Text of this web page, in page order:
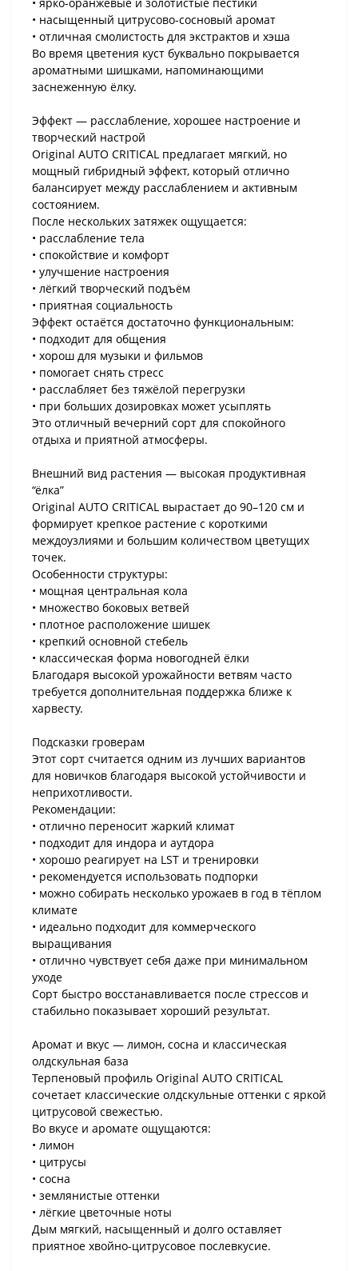
• насыщенный цитрусово-сосновый аромат
• отличная смолистость для экстрактов и хэша
Во время цветения куст буквально покрывается
ароматными шишками, напоминающими
заснеженную ёлку.
Эффект — расслабление, хорошее настроение и
творческий настрой
Original AUTO CRITICAL предлагает мягкий, но
мощный гибридный эффект, который отлично
балансирует между расслаблением и активным
состоянием.
После нескольких затяжек ощущается:
• расслабление тела
• спокойствие и комфорт
• улучшение настроения
• лёгкий творческий подъём
• приятная социальность
Эффект остаётся достаточно функциональным:
• подходит для общения
• хорош для музыки и фильмов
• помогает снять стресс
• расслабляет без тяжёлой перегрузки
• при больших дозировках может усыплять
Это отличный вечерний сорт для спокойного
отдыха и приятной атмосферы.
Внешний вид растения — высокая продуктивная
“ёлка”
Original AUTO CRITICAL вырастает до 90–120 см и
формирует крепкое растение с короткими
междоузлиями и большим количеством цветущих
точек.
Особенности структуры:
• мощная центральная кола
• множество боковых ветвей
• плотное расположение шишек
• крепкий основной стебель
• классическая форма новогодней ёлки
Благодаря высокой урожайности ветвям часто
требуется дополнительная поддержка ближе к
харвесту.
Подсказки гроверам
Этот сорт считается одним из лучших вариантов
для новичков благодаря высокой устойчивости и
неприхотливости.
Рекомендации:
• отлично переносит жаркий климат
• подходит для индора и аутдора
• хорошо реагирует на LST и тренировки
• рекомендуется использовать подпорки
• можно собирать несколько урожаев в год в тёплом
климате
• идеально подходит для коммерческого
выращивания
• отлично чувствует себя даже при минимальном
уходе
Сорт быстро восстанавливается после стрессов и
стабильно показывает хороший результат.
Аромат и вкус — лимон, сосна и классическая
олдскульная база
Терпеновый профиль Original AUTO CRITICAL
сочетает классические олдскульные оттенки с яркой
цитрусовой свежестью.
Во вкусе и аромате ощущаются:
• лимон
• цитрусы
• сосна
• землянистые оттенки
• лёгкие цветочные ноты
Дым мягкий, насыщенный и долго оставляет
приятное хвойно-цитрусовое послевкусие.